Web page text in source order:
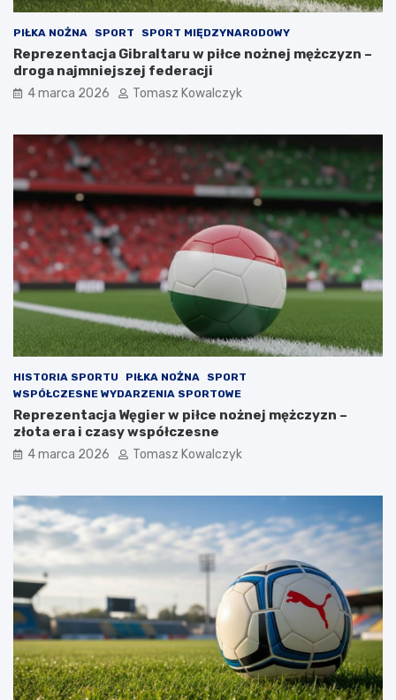
PIŁKA NOŻNA SPORT SPORT MIĘDZYNARODOWY
Reprezentacja Gibraltaru w piłce nożnej mężczyzn –
droga najmniejszej federacji
4 marca 2026 Tomasz Kowalczyk
HISTORIA SPORTU PIŁKA NOŻNA
SPORT
WSPÓŁCZESNE WYDARZENIA SPORTOWE
Reprezentacja Węgier w piłce nożnej mężczyzn –
złota era i czasy współczesne
4 marca 2026 Tomasz Kowalczyk